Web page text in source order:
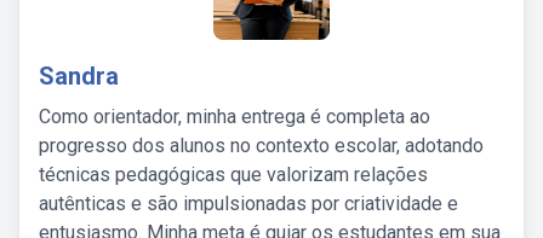
Sandra
Como orientador, minha entrega é completa ao
progresso dos alunos no contexto escolar, adotando
técnicas pedagógicas que valorizam relações
autênticas e são impulsionadas por criatividade e
entusiasmo. Minha meta é guiar os estudantes em sua